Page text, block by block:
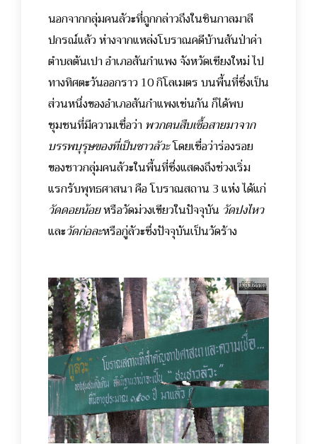
นอกจากกลุ่มคนลัวะที่ถูกกล่าวถึงในชินกาลมาลี
ปกรณ์แล้ว ห่างจากแหล่งโบราณคดีบ้านสันป่าค่า
ตำบลต้นเปา อำเภอสันกำแพง จังหวัดเชียงใหม่ ไป
ทางทิศตะวันออกราว 10 กิโลเมตร บนพื้นที่ซึ่งเป็น
ส่วนหนึ่งของอำเภอสันกำแพงเช่นกัน ก็ได้พบ
ชุมชนที่มีความเชื่อว่า พวกตนสืบเชื้อสายมาจาก
บรรพบุรุษของที่เป็นชาวลัวะโดยเชื่อว่าร่องรอย
ของชาวกลุ่มคนลัวะในพื้นที่ซึ่งแสดงถึงช่วงเริ่ม
แรกรับพุทธศาสนา คือ โบราณสถาน 3 แห่ง ได้แก่
วัดดอยน้อยหรือวัดม่วงเขียวในปัจจุบัน วัดปงไหว
และวัดก่อละหรือกู่ลัวะซึ่งปัจจุบันเป็นวัดร้าง